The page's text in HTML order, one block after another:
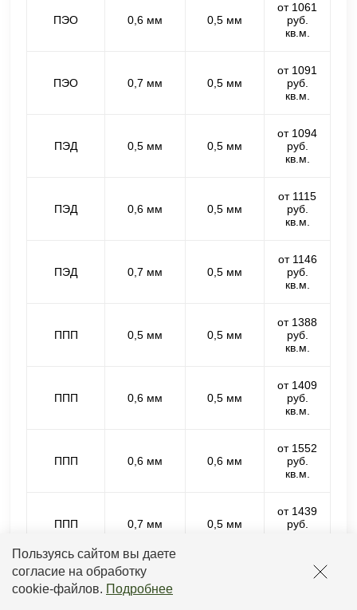
Пользуясь сайтом вы даете
согласие на обработку
cookie-файлов. Подробнее
ПЭО 0,6 мм 0,5 мм
от 1061
руб.
кв.м.
ПЭО 0,7 мм 0,5 мм
от 1091
руб.
кв.м.
ПЭД 0,5 мм 0,5 мм
от 1094
руб.
кв.м.
ПЭД 0,6 мм 0,5 мм
от 1115
руб.
кв.м.
ПЭД 0,7 мм 0,5 мм
от 1146
руб.
кв.м.
ППП 0,5 мм 0,5 мм
от 1388
руб.
кв.м.
ППП 0,6 мм 0,5 мм
от 1409
руб.
кв.м.
ППП 0,6 мм 0,6 мм
от 1552
руб.
кв.м.
ППП 0,7 мм 0,5 мм
от 1439
руб.
ППП 0,7 мм
от 1582